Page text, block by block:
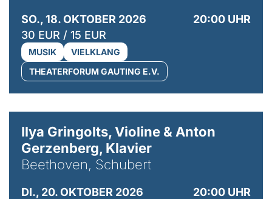
SO., 18. OKTOBER 2026
20:00 UHR
30 EUR / 15 EUR
MUSIK
VIELKLANG
THEATERFORUM GAUTING E.V.
Ilya Gringolts, Violine & Anton
Gerzenberg, Klavier
Beethoven, Schubert
DI., 20. OKTOBER 2026
20:00 UHR